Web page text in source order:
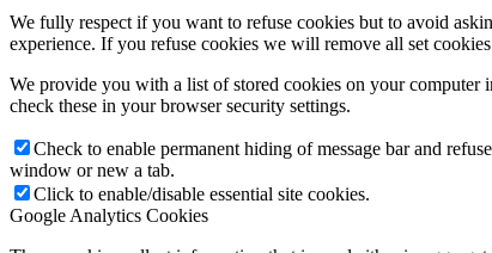
We fully respect if you want to refuse cookies but to avoid
experience. If you refuse cookies we will remove all set
We provide you with a list of stored cookies on your computer
check these in your browser security settings.
Check to enable permanent hiding of message bar and
window or new a tab.
Click to enable/disable essential site cookies.
Google Analytics Cookies